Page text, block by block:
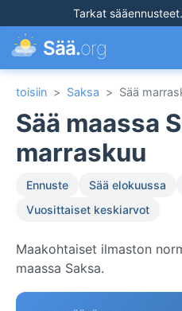
Tarkat sääennusteet.
Sää.org
toisiin > Saksa > Sää
Sää maassa
marraskuu
Ennuste Sää elokuussa
Vuosittaiset keskiarvot
Maakohtaiset ilmaston
maassa Saksa.